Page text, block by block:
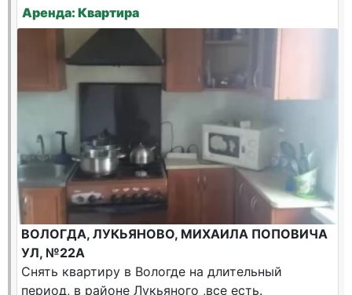
Аренда: Квартира
ВОЛОГДА, ЛУКЬЯНОВО, МИХАИЛА ПОПОВИЧА
УЛ, №22А
Снять квартиру в Вологде на длительный
период, в районе Лукьяного ,все есть.